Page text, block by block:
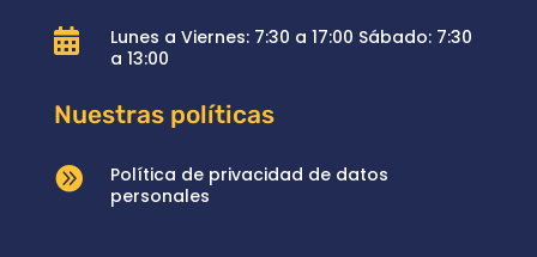

Lunes a Viernes: 7:30 a 17:00 Sábado: 7:30
a 13:00
Nuestras políticas

Política de privacidad de datos
personales